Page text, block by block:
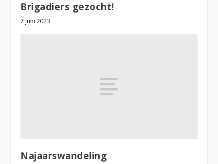
Brigadiers gezocht!
7 juni 2023
Najaarswandeling